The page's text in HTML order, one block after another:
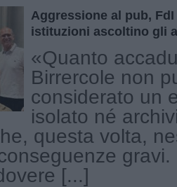
Aggressione al pub,
istituzioni ascoltino gli
«Quanto
Birrercole non
considerato un
isolato né
questa volta,
[...]